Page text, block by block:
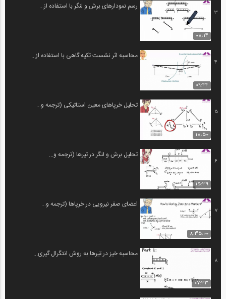
3
08:14
رسم نمودارهای برش و لنگر با استفاده از...
4
09:44
محاسبه اثر نشست تکیه گاهی با استفاده از...
5
18:50
تحلیل خرپاهای معین استاتیکی (ترجمه و...
6
15:39
تحلیل برش و لنگر در تیرها (ترجمه و...
7
8:35:00
اعضای صفر نیرویی در خرپاها (ترجمه و...
8
07:33
محاسبه خیز در تیرها به روش انتگرال گیری...